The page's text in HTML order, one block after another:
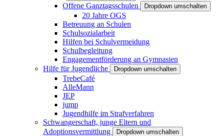
Offene Ganztagsschulen Dropdown umschalten
20 Jahre OGS
Betreuung an Schulen
Schulsozialarbeit
Hilfen bei Schulvermeidung
Schulbegleitung
Engagementförderung an Gymnasien
Hilfe für Jugendliche
Dropdown umschalten
TrebeCafé
AlleMann
JEP
jump
Jugendhilfe im Strafverfahren
Schwangerschaft, junge Eltern und
Adoptionsvermittlung
Dropdown umschalten